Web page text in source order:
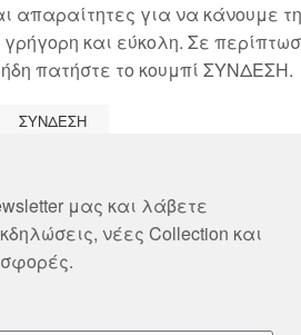
απαραίτητες για να κάνουμε τη
και εύκολη. Σε
πατήστε το κουμπί ΣΥΝΔΕΣΗ.
ΣΎΝΔΕΣΗ
μας και λάβετε
νέες Collection και